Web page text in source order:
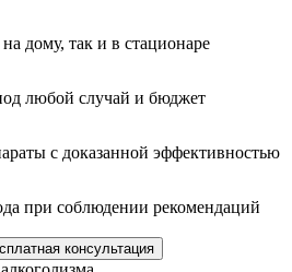
дому, так и в стационаре
любой случай и бюджет
с доказанной эффективностью
при соблюдении рекомендаций
консультация